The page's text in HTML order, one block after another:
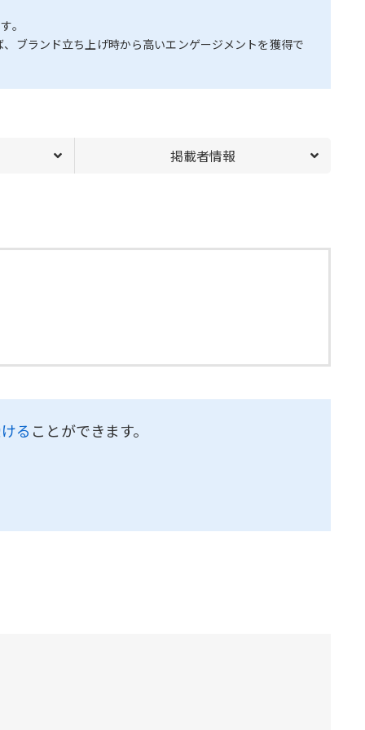
。
ブランド立ち上げ時から高いエンゲージメントを獲得で
掲載者情報
る ことができます。